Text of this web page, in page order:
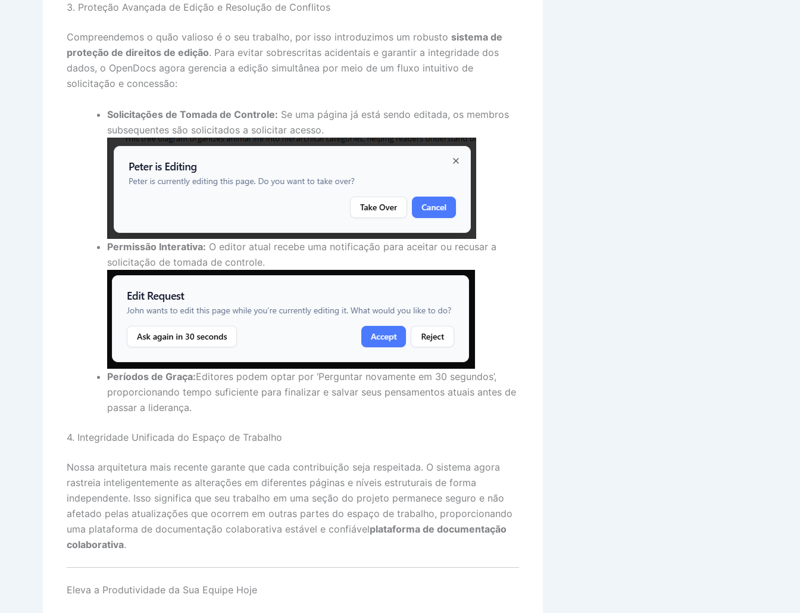
3. Proteção Avançada de Edição e Resolução de Conflitos
Compreendemos o quão valioso é o seu trabalho, por isso introduzimos um robusto sistema de
proteção de direitos de edição. Para evitar sobrescritas acidentais e garantir a integridade dos
dados, o OpenDocs agora gerencia a edição simultânea por meio de um fluxo intuitivo de
solicitação e concessão:
Solicitações de Tomada de Controle: Se uma página já está sendo editada, os membros
subsequentes são solicitados a solicitar acesso.
Permissão Interativa: O editor atual recebe uma notificação para aceitar ou recusar a
solicitação de tomada de controle.
Períodos de Graça:Editores podem optar por ‘Perguntar novamente em 30 segundos’,
proporcionando tempo suficiente para finalizar e salvar seus pensamentos atuais antes de
passar a liderança.
4. Integridade Unificada do Espaço de Trabalho
Nossa arquitetura mais recente garante que cada contribuição seja respeitada. O sistema agora
rastreia inteligentemente as alterações em diferentes páginas e níveis estruturais de forma
independente. Isso significa que seu trabalho em uma seção do projeto permanece seguro e não
afetado pelas atualizações que ocorrem em outras partes do espaço de trabalho, proporcionando
uma plataforma de documentação colaborativa estável e confiávelplataforma de documentação
colaborativa.
Eleva a Produtividade da Sua Equipe Hoje